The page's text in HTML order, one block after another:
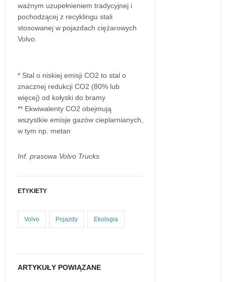
ważnym uzupełnieniem tradycyjnej i
pochodzącej z recyklingu stali
stosowanej w pojazdach ciężarowych
Volvo.
* Stal o niskiej emisji CO2 to stal o
znacznej redukcji CO2 (80% lub
więcej) od kołyski do bramy
** Ekwiwalenty CO2 obejmują
wszystkie emisje gazów cieplarnianych,
w tym np. metan
Inf. prasowa Volvo Trucks
ETYKIETY
Volvo Pojazdy Ekologia
ARTYKUŁY POWIĄZANE